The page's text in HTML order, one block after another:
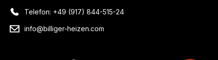
Telefon: +49 (917) 844-515-24
info@billiger-heizen.com